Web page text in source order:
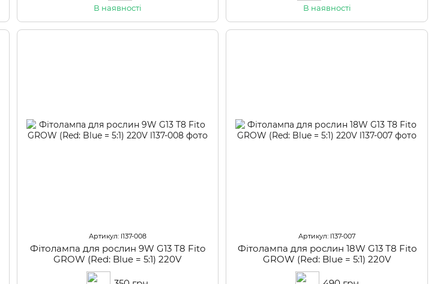
В наявності В наявності
Артикул: l137-008
Фітолампа для рослин 9W G13 Т8 Fito
GROW (Red: Blue = 5:1) 220V
Артикул: l137-007
Фітолампа для рослин 18W G13 Т8 Fito
GROW (Red: Blue = 5:1) 220V